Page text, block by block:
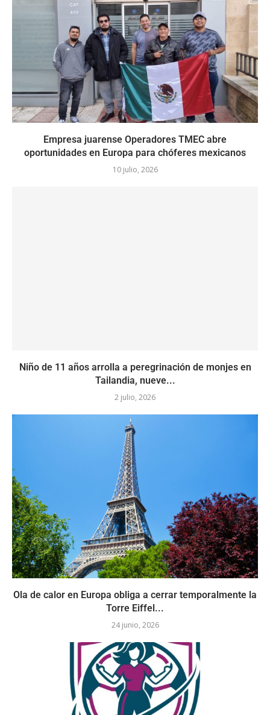
Empresa juarense Operadores TMEC abre
oportunidades en Europa para chóferes mexicanos
10 julio, 2026
Niño de 11 años arrolla a peregrinación de monjes en
Tailandia, nueve...
2 julio, 2026
Ola de calor en Europa obliga a cerrar temporalmente la
Torre Eiffel...
24 junio, 2026